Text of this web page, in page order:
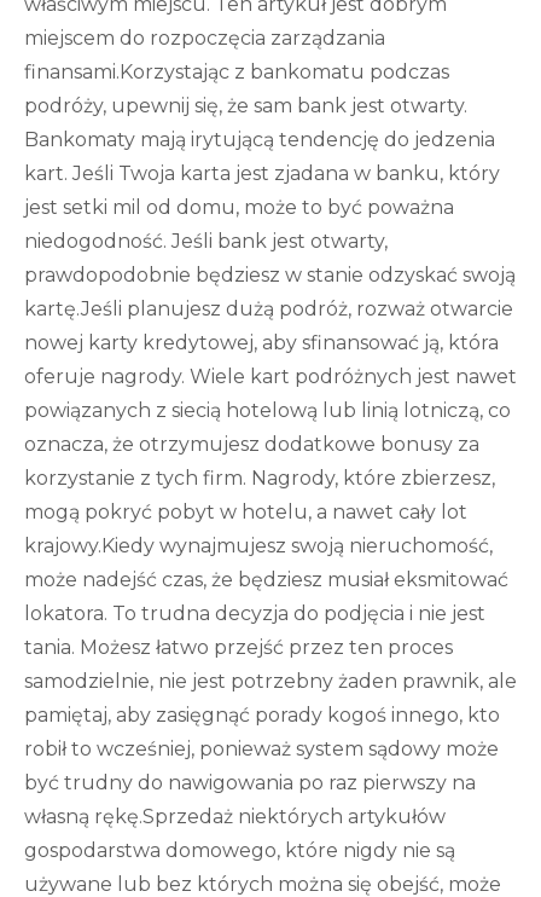
miejscem do rozpoczęcia zarządzania
finansami.Korzystając z bankomatu podczas
podróży, upewnij się, że sam bank jest otwarty.
Bankomaty mają irytującą tendencję do jedzenia
kart. Jeśli Twoja karta jest zjadana w banku, który
jest setki mil od domu, może to być poważna
niedogodność. Jeśli bank jest otwarty,
prawdopodobnie będziesz w stanie odzyskać swoją
kartę.Jeśli planujesz dużą podróż, rozważ otwarcie
nowej karty kredytowej, aby sfinansować ją, która
oferuje nagrody. Wiele kart podróżnych jest nawet
powiązanych z siecią hotelową lub linią lotniczą, co
oznacza, że ​​otrzymujesz dodatkowe bonusy za
korzystanie z tych firm. Nagrody, które zbierzesz,
mogą pokryć pobyt w hotelu, a nawet cały lot
krajowy.Kiedy wynajmujesz swoją nieruchomość,
może nadejść czas, że będziesz musiał eksmitować
lokatora. To trudna decyzja do podjęcia i nie jest
tania. Możesz łatwo przejść przez ten proces
samodzielnie, nie jest potrzebny żaden prawnik, ale
pamiętaj, aby zasięgnąć porady kogoś innego, kto
robił to wcześniej, ponieważ system sądowy może
być trudny do nawigowania po raz pierwszy na
własną rękę.Sprzedaż niektórych artykułów
gospodarstwa domowego, które nigdy nie są
używane lub bez których można się obejść, może